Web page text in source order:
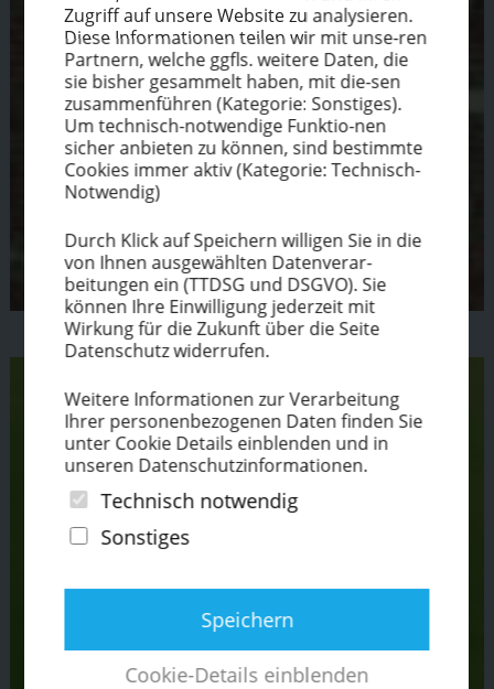
Zugriff auf unsere Website zu analysieren.
Diese Infor­ma­tionen teilen wir mit unse-ren
Partnern, welche ggfls. weitere Daten, die
sie bisher gesammelt haben, mit die-sen
zusam­men­führen (Kategorie: Sonstiges).
Um technisch-notwendige Funktio-nen
sicher anbieten zu können, sind bestimmte
Cookies immer aktiv (Kategorie: Technisch-
Notwendig)
Durch Klick auf Speichern willigen Sie in die
von Ihnen ausge­wählten Datenverar-
beitungen ein (TTDSG und DSGVO). Sie
können Ihre Einwil­ligung jederzeit mit
Wirkung für die Zukunft über die Seite
Datenschutz widerrufen.
Weitere Infor­ma­tionen zur Verar­beitung
Ihrer perso­nen­be­zo­genen Daten finden Sie
unter Cookie Details einblenden und in
unseren Daten­schutz­in­for­ma­tionen.
Technisch notwendig
Sonstiges
Speichern
Cookie-Details einblenden